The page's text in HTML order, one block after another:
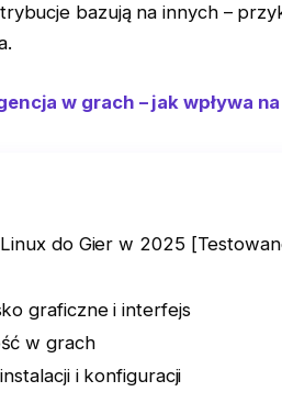
bazują na innych –
w grach – jak wpływa
do Gier w 2025
graficzne i interfejs
w grach
i konfiguracji